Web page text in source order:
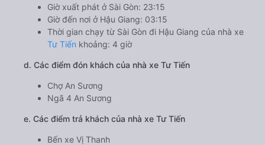
Giờ xuất phát ở Sài Gòn: 23:15
Giờ đến nơi ở Hậu Giang: 03:15
Thời gian chạy từ Sài Gòn đi Hậu Giang của nhà xe
Tư Tiến khoảng: 4 giờ
d. Các điểm đón khách của nhà xe Tư Tiến
Chợ An Sương
Ngã 4 An Sương
e. Các điểm trả khách của nhà xe Tư Tiến
Bến xe Vị Thanh